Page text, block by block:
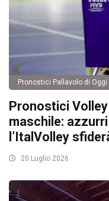
Pronostici Pallavolo di Oggi
Pronostici
maschile:
l’ItalVolley
20 Luglio 2026